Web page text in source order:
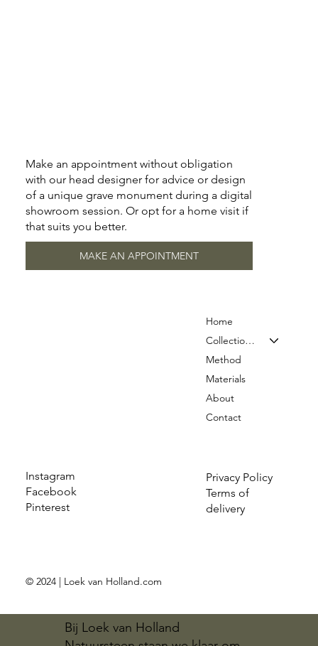
Bij Loek van Holland
Instagram
Facebook
Pinterest
Privacy Policy
Terms of
delivery
Home
Collection & Prices
Method
Materials
About
Contact
© 2024 | Loek van Holland.com
Make an appointment without obligation
with our head designer for advice or design
of a unique grave monument during a digital
showroom session. Or opt for a home visit if
that suits you better.
MAKE AN APPOINTMENT